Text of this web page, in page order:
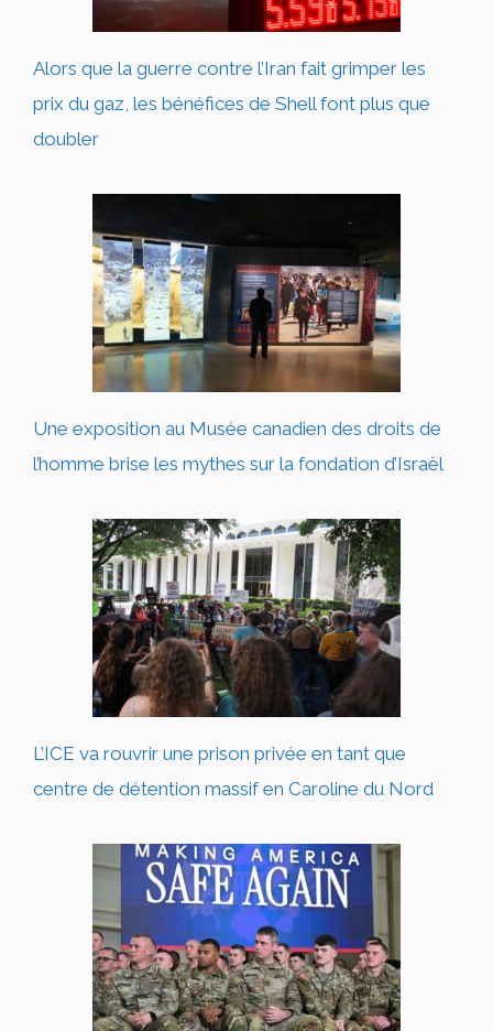
Alors que la guerre contre l’Iran fait grimper les
prix du gaz, les bénéfices de Shell font plus que
doubler
Une exposition au Musée canadien des droits de
l’homme brise les mythes sur la fondation d’Israël
L’ICE va rouvrir une prison privée en tant que
centre de détention massif en Caroline du Nord